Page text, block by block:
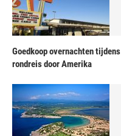
Goedkoop overnachten tijdens
rondreis door Amerika